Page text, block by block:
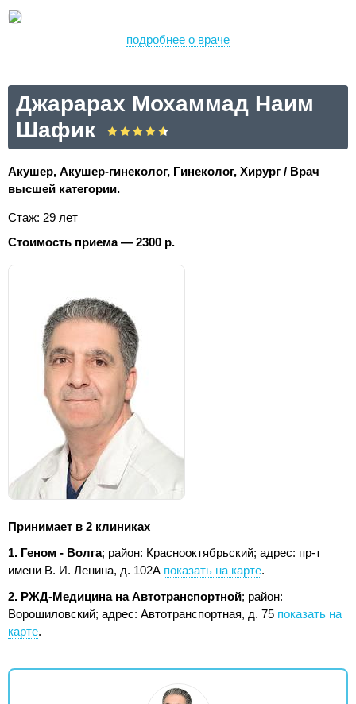
подробнее о враче
Джарарах Мохаммад Наим
Шафик
Акушер, Акушер-гинеколог, Гинеколог, Хирург / Врач
высшей категории.
Стаж: 29 лет
Стоимость приема — 2300 р.
Принимает в 2 клиниках
1. Геном - Волга; район: Краснооктябрьский; адрес: пр-т
имени В. И. Ленина, д. 102А показать на карте.
2. РЖД-Медицина на Автотранспортной; район:
Ворошиловский; адрес: Автотранспортная, д. 75 показать на
карте.